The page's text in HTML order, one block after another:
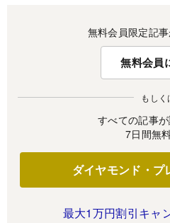
無料会員限定記事
無料会員
もしく
すべての記事が
7日間無
ダイヤモンド・プ
最大1万円割引キャ